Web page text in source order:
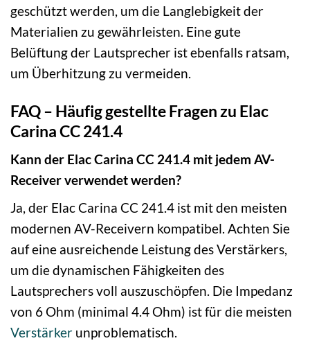
geschützt werden, um die Langlebigkeit der
Materialien zu gewährleisten. Eine gute
Belüftung der Lautsprecher ist ebenfalls ratsam,
um Überhitzung zu vermeiden.
FAQ – Häufig gestellte Fragen zu Elac
Carina CC 241.4
Kann der Elac Carina CC 241.4 mit jedem AV-
Receiver verwendet werden?
Ja, der Elac Carina CC 241.4 ist mit den meisten
modernen AV-Receivern kompatibel. Achten Sie
auf eine ausreichende Leistung des Verstärkers,
um die dynamischen Fähigkeiten des
Lautsprechers voll auszuschöpfen. Die Impedanz
von 6 Ohm (minimal 4.4 Ohm) ist für die meisten
Verstärker unproblematisch.